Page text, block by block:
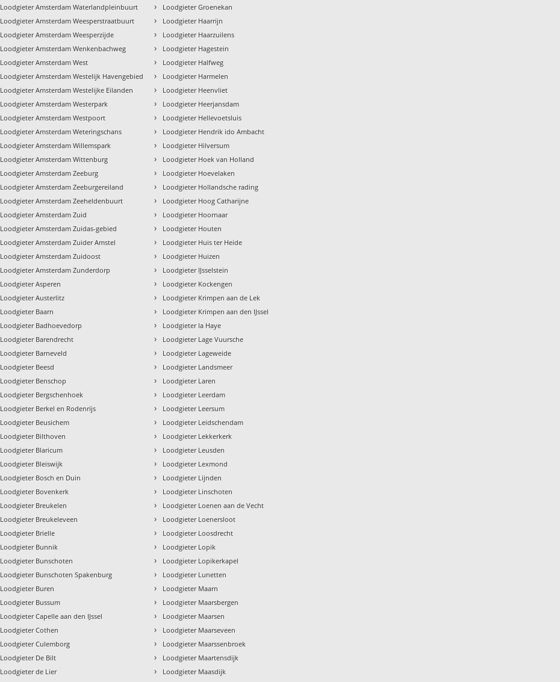
Loodgieter Amsterdam Waterlandpleinbuurt
Loodgieter Amsterdam Weesperstraatbuurt
Loodgieter Amsterdam Weesperzijde
Loodgieter Amsterdam Wenkenbachweg
Loodgieter Amsterdam West
Loodgieter Amsterdam Westelijk Havengebied
Loodgieter Amsterdam Westelijke Eilanden
Loodgieter Amsterdam Westerpark
Loodgieter Amsterdam Westpoort
Loodgieter Amsterdam Weteringschans
Loodgieter Amsterdam Willemspark
Loodgieter Amsterdam Wittenburg
Loodgieter Amsterdam Zeeburg
Loodgieter Amsterdam Zeeburgereiland
Loodgieter Amsterdam Zeeheldenbuurt
Loodgieter Amsterdam Zuid
Loodgieter Amsterdam Zuidas-gebied
Loodgieter Amsterdam Zuider Amstel
Loodgieter Amsterdam Zuidoost
Loodgieter Amsterdam Zunderdorp
Loodgieter Asperen
Loodgieter Austerlitz
Loodgieter Baarn
Loodgieter Badhoevedorp
Loodgieter Barendrecht
Loodgieter Barneveld
Loodgieter Beesd
Loodgieter Benschop
Loodgieter Bergschenhoek
Loodgieter Berkel en Rodenrijs
Loodgieter Beusichem
Loodgieter Bilthoven
Loodgieter Blaricum
Loodgieter Bleiswijk
Loodgieter Bosch en Duin
Loodgieter Bovenkerk
Loodgieter Breukelen
Loodgieter Breukeleveen
Loodgieter Brielle
Loodgieter Bunnik
Loodgieter Bunschoten
Loodgieter Bunschoten Spakenburg
Loodgieter Buren
Loodgieter Bussum
Loodgieter Capelle aan den IJssel
Loodgieter Cothen
Loodgieter Culemborg
Loodgieter De Bilt
Loodgieter de Lier
› Loodgieter Groenekan
› Loodgieter Haarrijn
› Loodgieter Haarzuilens
› Loodgieter Hagestein
› Loodgieter Halfweg
› Loodgieter Harmelen
› Loodgieter Heenvliet
› Loodgieter Heerjansdam
› Loodgieter Hellevoetsluis
› Loodgieter Hendrik ido Ambacht
› Loodgieter Hilversum
› Loodgieter Hoek van Holland
› Loodgieter Hoevelaken
› Loodgieter Hollandsche rading
› Loodgieter Hoog Catharijne
› Loodgieter Hoornaar
› Loodgieter Houten
› Loodgieter Huis ter Heide
› Loodgieter Huizen
› Loodgieter IJsselstein
› Loodgieter Kockengen
› Loodgieter Krimpen aan de Lek
› Loodgieter Krimpen aan den IJssel
› Loodgieter la Haye
› Loodgieter Lage Vuursche
› Loodgieter Lageweide
› Loodgieter Landsmeer
› Loodgieter Laren
› Loodgieter Leerdam
› Loodgieter Leersum
› Loodgieter Leidschendam
› Loodgieter Lekkerkerk
› Loodgieter Leusden
› Loodgieter Lexmond
› Loodgieter Lijnden
› Loodgieter Linschoten
› Loodgieter Loenen aan de Vecht
› Loodgieter Loenersloot
› Loodgieter Loosdrecht
› Loodgieter Lopik
› Loodgieter Lopikerkapel
› Loodgieter Lunetten
› Loodgieter Maarn
› Loodgieter Maarsbergen
› Loodgieter Maarsen
› Loodgieter Maarseveen
› Loodgieter Maarssenbroek
› Loodgieter Maartensdijk
› Loodgieter Maasdijk